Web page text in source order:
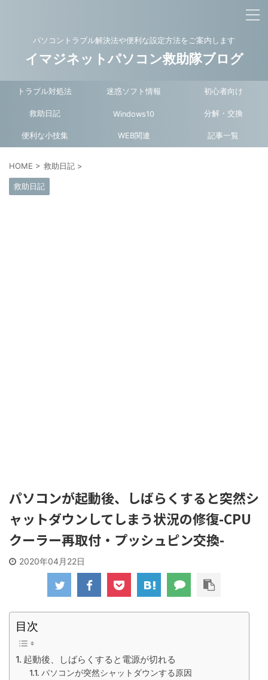
パソコントラブル解決法や便利な設定方法をご案内します
イマジネットパソコン救助隊ブログ
トラブル対処法 迷惑ソフト情報 初心者向け
救助日記 Windows10 分解・交換
便利な小技集 WEB関連 記事一覧
HOME > 救助日記 >
救助日記
パソコンが起動後、しばらくすると突然シ
ャットダウンしてしまう状況の修復-CPU
クーラー再取付・プッシュピン交換-
2020年04月22日
目次
起動後、しばらくすると電源が切れる
パソコンが突然シャットダウンする原因